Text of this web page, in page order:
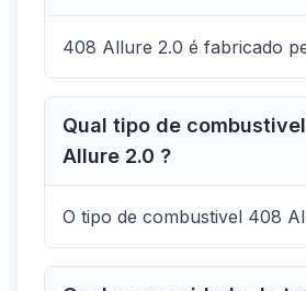
408 Allure 2.0 é fabricado
Qual tipo de
Allure 2.0 ?
O tipo de combustivel 408